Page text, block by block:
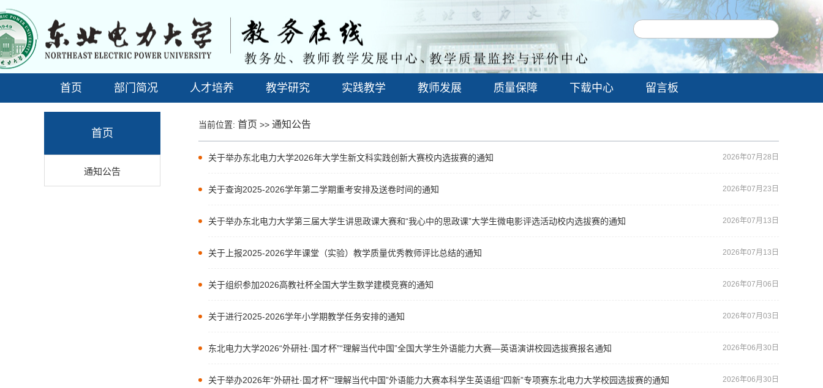
首页 部门简况 人才培养 教学研究 实践教学 教师发展 质量保障 下载中心 留言板
首页
通知公告
当前位置: 首页 >> 通知公告
关于举办东北电力大学2026年大学生新文科实践创新大赛校内选拔赛的通知 2026年07月28日
关于查询2025-2026学年第二学期重考安排及送卷时间的通知 2026年07月23日
关于举办东北电力大学第三届大学生讲思政课大赛和“我心中的思政课”大学生微电影评选活动校内选拔赛的通知 2026年07月13日
关于上报2025-2026学年课堂（实验）教学质量优秀教师评比总结的通知 2026年07月13日
关于组织参加2026高教社杯全国大学生数学建模竞赛的通知 2026年07月06日
关于进行2025-2026学年小学期教学任务安排的通知 2026年07月03日
东北电力大学2026“外研社·国才杯”“理解当代中国”全国大学生外语能力大赛—英语演讲校园选拔赛报名通知 2026年06月30日
关于举办2026年“外研社·国才杯”“理解当代中国”外语能力大赛本科学生英语组“四新”专项赛东北电力大学校园选拔赛的通知 2026年06月30日